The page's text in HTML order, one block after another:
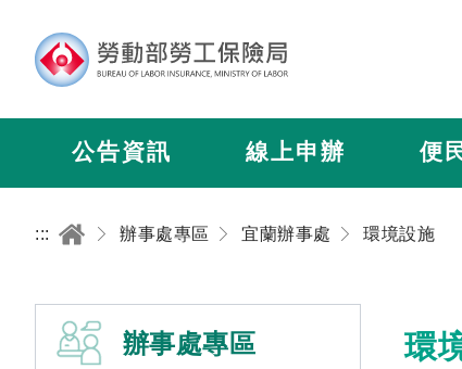
公告資訊 線上申辦 便
::: 辦事處專區 宜蘭辦事處 環境設施
辦事處專區 環